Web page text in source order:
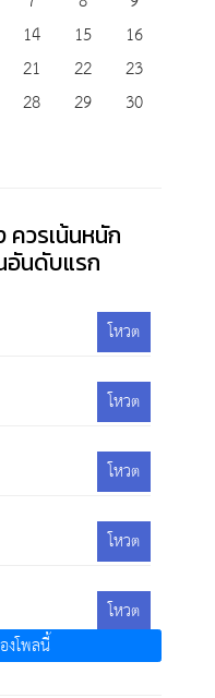
14 15
16
21 22
23
28 29
30
ควรเน้นหนัก
อันดับแรก
โหวต
โหวต
โหวต
โหวต
โหวต
งโพลนี้